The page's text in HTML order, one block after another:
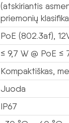
(atskiriantis
priemonių
PoE (802.3af),
≤ 9,7 W @ PoE ≤
Kompaktiškas,
Juoda
IP67